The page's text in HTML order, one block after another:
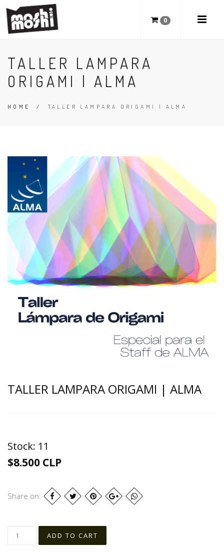
0
TALLER LAMPARA
ORIGAMI | ALMA
HOME / TALLER LAMPARA ORIGAMI | ALMA
TALLER LAMPARA ORIGAMI | ALMA
Stock: 11
$8.500 CLP
Share on: